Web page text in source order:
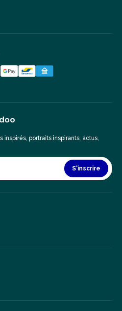
portraits inspirants, actus,
S'inscrire